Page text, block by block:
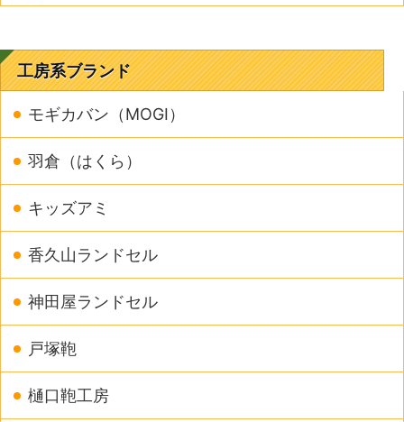
工房系ブランド
モギカバン（MOGI）
羽倉（はくら）
キッズアミ
香久山ランドセル
神田屋ランドセル
戸塚鞄
樋口鞄工房